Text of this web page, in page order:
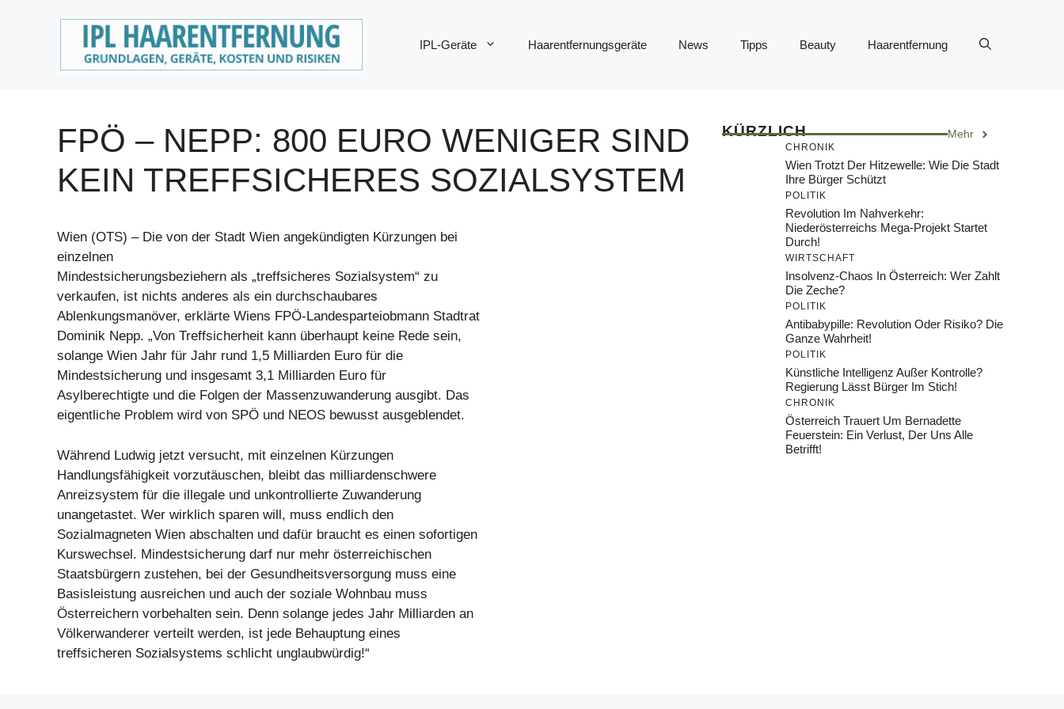
IPL-Geräte Haarentfernungsgeräte News Tipps Beauty Haarentfernung
FPÖ – NEPP: 800 EURO WENIGER SIND
KEIN TREFFSICHERES SOZIALSYSTEM
Wien (OTS) – Die von der Stadt Wien angekündigten Kürzungen bei
einzelnen
Mindestsicherungsbeziehern als „treffsicheres Sozialsystem“ zu
verkaufen, ist nichts anderes als ein durchschaubares
Ablenkungsmanöver, erklärte Wiens FPÖ-Landesparteiobmann Stadtrat
Dominik Nepp. „Von Treffsicherheit kann überhaupt keine Rede sein,
solange Wien Jahr für Jahr rund 1,5 Milliarden Euro für die
Mindestsicherung und insgesamt 3,1 Milliarden Euro für
Asylberechtigte und die Folgen der Massenzuwanderung ausgibt. Das
eigentliche Problem wird von SPÖ und NEOS bewusst ausgeblendet.
Während Ludwig jetzt versucht, mit einzelnen Kürzungen
Handlungsfähigkeit vorzutäuschen, bleibt das milliardenschwere
Anreizsystem für die illegale und unkontrollierte Zuwanderung
unangetastet. Wer wirklich sparen will, muss endlich den
Sozialmagneten Wien abschalten und dafür braucht es einen sofortigen
Kurswechsel. Mindestsicherung darf nur mehr österreichischen
Staatsbürgern zustehen, bei der Gesundheitsversorgung muss eine
Basisleistung ausreichen und auch der soziale Wohnbau muss
Österreichern vorbehalten sein. Denn solange jedes Jahr Milliarden an
Völkerwanderer verteilt werden, ist jede Behauptung eines
treffsicheren Sozialsystems schlicht unglaubwürdig!“
KÜRZLICH Mehr
CHRONIK
Wien Trotzt Der Hitzewelle: Wie Die Stadt
Ihre Bürger Schützt
POLITIK
Revolution Im Nahverkehr:
Niederösterreichs Mega-Projekt Startet
Durch!
WIRTSCHAFT
Insolvenz-Chaos In Österreich: Wer Zahlt
Die Zeche?
POLITIK
Antibabypille: Revolution Oder Risiko? Die
Ganze Wahrheit!
POLITIK
Künstliche Intelligenz Außer Kontrolle?
Regierung Lässt Bürger Im Stich!
CHRONIK
Österreich Trauert Um Bernadette
Feuerstein: Ein Verlust, Der Uns Alle
Betrifft!